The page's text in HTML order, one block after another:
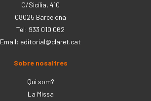
C/Sicília, 410
08025 Barcelona
Tel: 933 010 062
Email: editorial@claret.cat
Sobre nosaltres
Qui som?
La Missa